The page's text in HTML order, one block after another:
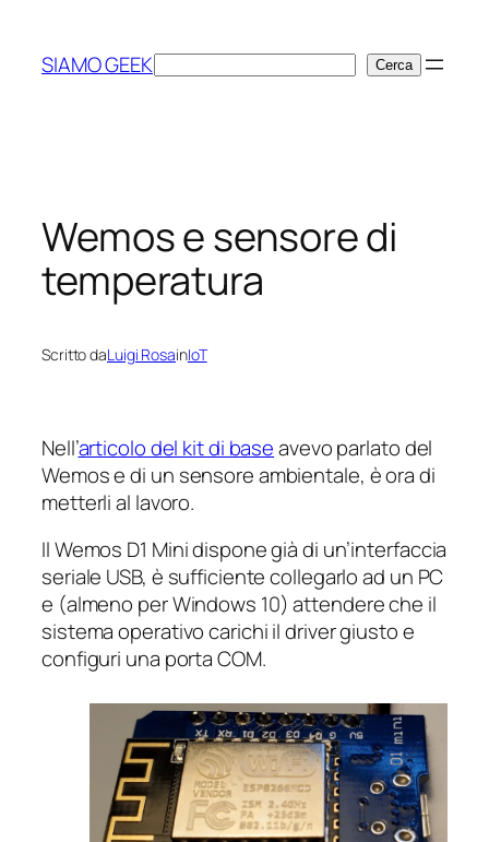
contenuto
SIAMO GEEKCerca Cerca
Wemos e sensore di
temperatura
Scritto daLuigi RosainIoT
Nell’articolo del kit di baseavevo parlato del
Wemos e di un sensore ambientale, è ora di
metterli al lavoro.
Il Wemos D1 Mini dispone già di un’interfaccia
seriale USB, è sufficiente collegarlo ad un PC
e (almeno per Windows 10) attendere che il
sistema operativo carichi il driver giusto e
configuri una porta COM.